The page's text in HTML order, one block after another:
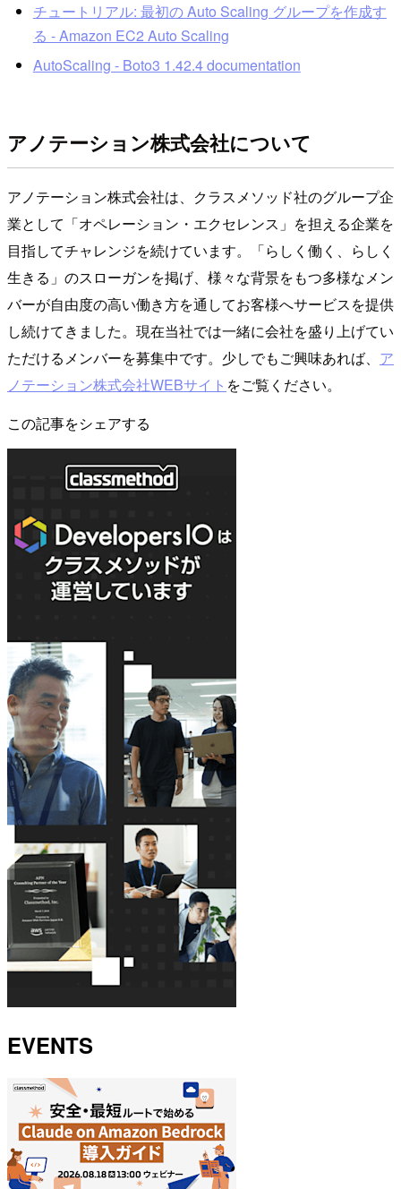
チュートリアル: 最初の Auto Scaling グループを作成す
る - Amazon EC2 Auto Scaling
AutoScaling - Boto3 1.42.4 documentation
アノテーション株式会社について
アノテーション株式会社は、クラスメソッド社のグループ企
業として「オペレーション・エクセレンス」を担える企業を
目指してチャレンジを続けています。「らしく働く、らしく
生きる」のスローガンを掲げ、様々な背景をもつ多様なメン
バーが自由度の高い働き方を通してお客様へサービスを提供
し続けてきました。現在当社では一緒に会社を盛り上げてい
ただけるメンバーを募集中です。少しでもご興味あれば、 ア
ノテーション株式会社WEBサイト をご覧ください。
この記事をシェアする
EVENTS